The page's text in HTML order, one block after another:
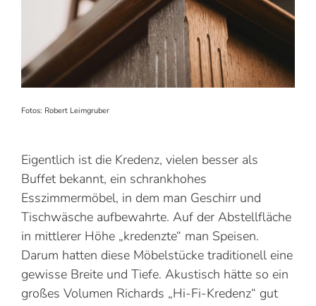
Fotos: Robert Leimgruber
Eigentlich ist die Kredenz, vielen besser als
Buffet bekannt, ein schrankhohes
Esszimmermöbel, in dem man Geschirr und
Tischwäsche aufbewahrte. Auf der Abstellfläche
in mittlerer Höhe „kredenzte“ man Speisen.
Darum hatten diese Möbel­stücke traditionell eine
gewisse Breite und Tiefe. Akustisch hätte so ein
großes Volumen Richards „Hi-Fi-Kredenz“ gut